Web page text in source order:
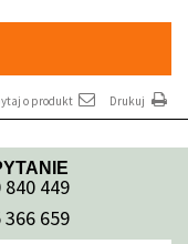
o produkt Drukuj
840 449
366 659